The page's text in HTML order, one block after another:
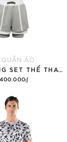
QUẦN ÁO
giỏ hàng